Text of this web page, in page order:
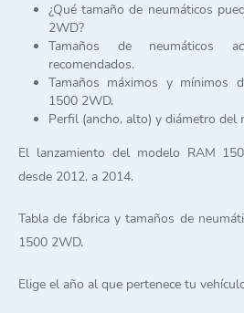
¿Qué tamaño de neumáticos
2WD?
Tamaños de neumáticos
recomendados.
Tamaños máximos y mínimos
1500 2WD.
Perfil (ancho, alto) y diámetro del
El lanzamiento del modelo RAM
desde 2012. a 2014.
Tabla de fábrica y tamaños de
1500 2WD.
Elige el año al que pertenece tu